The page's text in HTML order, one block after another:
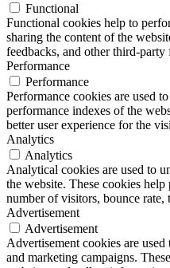
Functional
Functional cookies help to
sharing the content of the
feedbacks, and other third-party
Performance
Performance
Performance cookies are used
performance indexes of the
better user experience for the
Analytics
Analytics
Analytical cookies are used to
the website. These cookies
number of visitors, bounce rate,
Advertisement
Advertisement
Advertisement cookies are
and marketing campaigns.